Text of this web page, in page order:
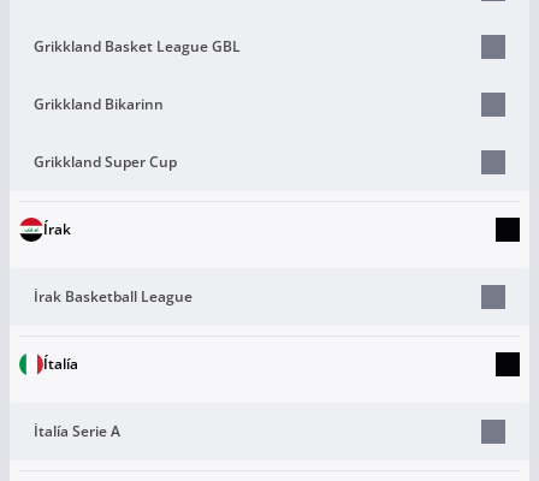
Grikkland Basket League GBL
Grikkland Bikarinn
Grikkland Super Cup
Írak
Írak Basketball League
Ítalía
Ítalía Serie A